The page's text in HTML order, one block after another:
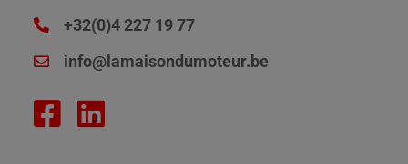
+32(0)4 227 19 77
info@lamaisondumoteur.be